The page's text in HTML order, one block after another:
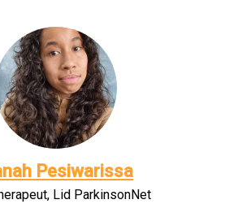
Pesiwarissa
Lid ParkinsonNet